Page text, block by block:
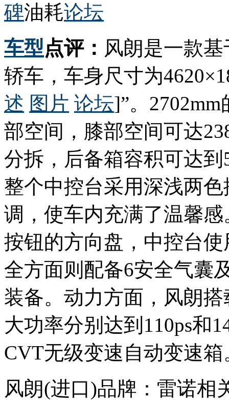
碑油耗论坛
车型点评： 风朗是一款
轿车，车身尺寸为
述 图片 论坛]”。
部空间，膝部空间可达
分拆，后备箱容积可达
整个中控台采用深浅两
调，使车内充满了温馨
按钮的方向盘，中控台
全方面则配备6安全气囊
装备。动力方面，风朗
大功率分别达到110ps和
CVT无级变速自动变速箱
风朗(进口)品牌：雷诺相